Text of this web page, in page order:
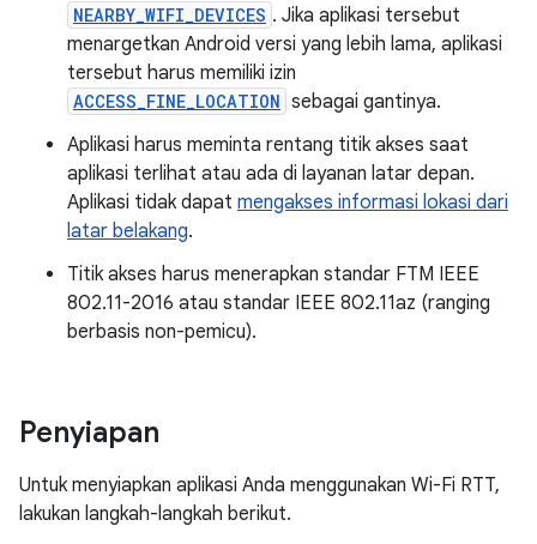
NEARBY_WIFI_DEVICES . Jika aplikasi tersebut
menargetkan Android versi yang lebih lama, aplikasi
tersebut harus memiliki izin
ACCESS_FINE_LOCATION sebagai gantinya.
Aplikasi harus meminta rentang titik akses saat
aplikasi terlihat atau ada di layanan latar depan.
Aplikasi tidak dapat mengakses informasi lokasi dari
latar belakang.
Titik akses harus menerapkan standar FTM IEEE
802.11-2016 atau standar IEEE 802.11az (ranging
berbasis non-pemicu).
Penyiapan
Untuk menyiapkan aplikasi Anda menggunakan Wi-Fi RTT,
lakukan langkah-langkah berikut.